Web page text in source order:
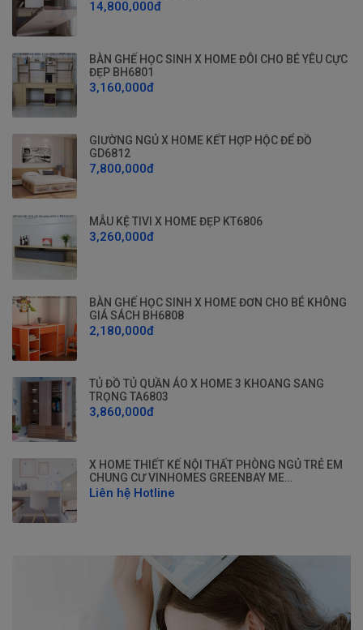
14,800,000đ
BÀN GHẾ HỌC SINH X HOME ĐÔI CHO BÉ YÊU CỰC
ĐẸP BH6801
3,160,000đ
GIƯỜNG NGỦ X HOME KẾT HỢP HỘC ĐỂ ĐỒ
GD6812
7,800,000đ
MẪU KỆ TIVI X HOME ĐẸP KT6806
3,260,000đ
BÀN GHẾ HỌC SINH X HOME ĐƠN CHO BÉ KHÔNG
GIÁ SÁCH BH6808
2,180,000đ
TỦ ĐỒ TỦ QUẦN ÁO X HOME 3 KHOANG SANG
TRỌNG TA6803
3,860,000đ
X HOME THIẾT KẾ NỘI THẤT PHÒNG NGỦ TRẺ EM
CHUNG CƯ VINHOMES GREENBAY ME…
Liên hệ Hotline